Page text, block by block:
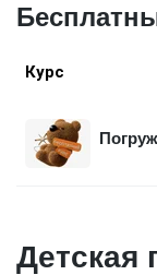
Курс
Детская